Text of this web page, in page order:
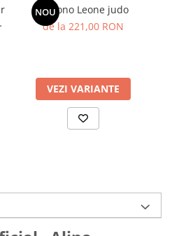
NOU
Kimono Leone judo
de la 221,00 RON
VEZI VARIANTE